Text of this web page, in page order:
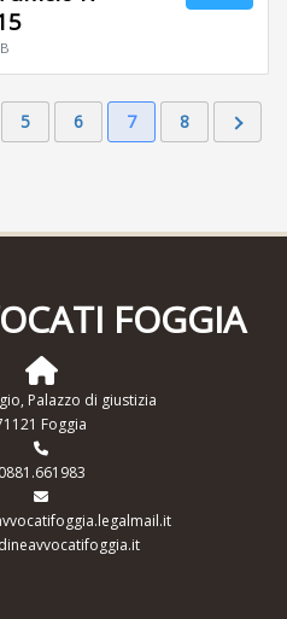
5 6 7 8
FOGGIA
Palazzo di giustizia
Foggia
0881.661983